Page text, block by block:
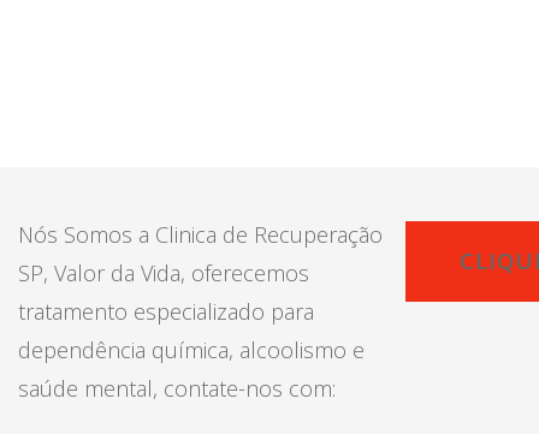
Nós Somos a Clinica de Recuperação
SP, Valor da Vida, oferecemos
tratamento especializado para
dependência química, alcoolismo e
saúde mental, contate-nos com: